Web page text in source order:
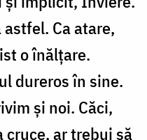
Ca atare,
o înălțare.
dureros în sine.
și noi. Căci,
ar trebui să